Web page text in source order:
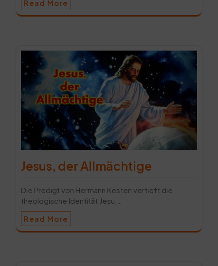
Read More
Jesus, der Allmächtige
Die Predigt von Hermann Kesten vertieft die
theologische Identität Jesu,…
Read More